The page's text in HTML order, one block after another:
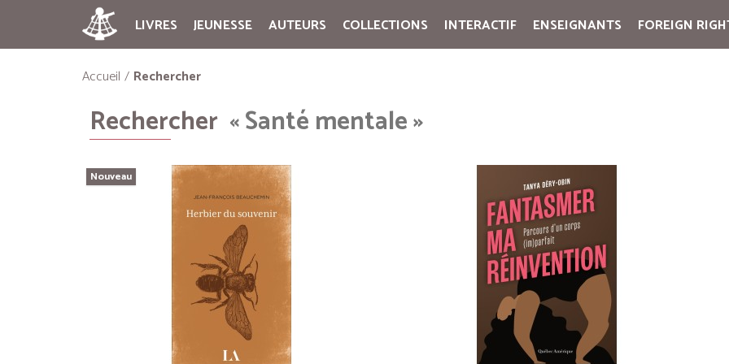
LIVRES JEUNESSE AUTEURS COLLECTIONS INTERACTIF ENSEIGNANTS FOREIGN
Accueil Rechercher
Rechercher « Santé mentale »
Nouveau